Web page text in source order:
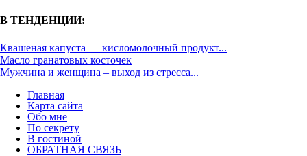
В ТЕНДЕНЦИИ:
Квашеная капуста — кисломолочный продукт...
Масло гранатовых косточек
Мужчина и женщина – выход из стресса...
Главная
Карта сайта
Обо мне
По секрету
В гостиной
ОБРАТНАЯ СВЯЗЬ